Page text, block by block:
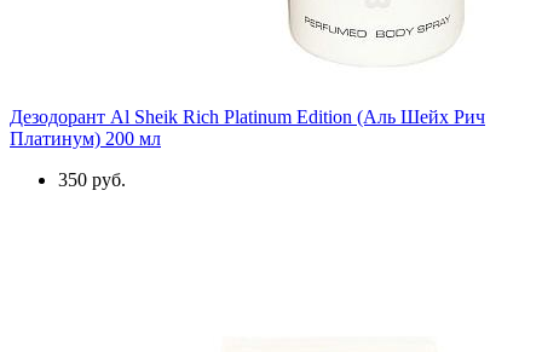
Дезодорант Al Sheik Rich Platinum Edition (Аль Шейх Рич
Платинум) 200 мл
350 руб.